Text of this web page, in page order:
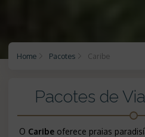
Home Pacotes Caribe
Pacotes de
O Caribeoferece praias